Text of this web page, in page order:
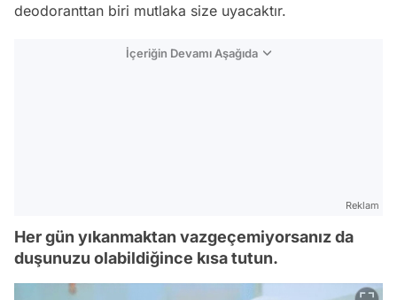
deodoranttan biri mutlaka size uyacaktır.
İçeriğin Devamı Aşağıda
Reklam
Her gün yıkanmaktan vazgeçemiyorsanız da
duşunuzu olabildiğince kısa tutun.